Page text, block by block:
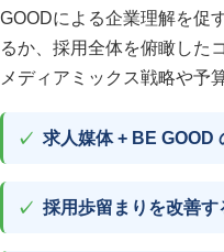
GOODによる企業理解を促
るか、採用全体を俯瞰した
メディアミックス戦略や予
求人媒体 + BE GOOD
採用歩留まりを改善す